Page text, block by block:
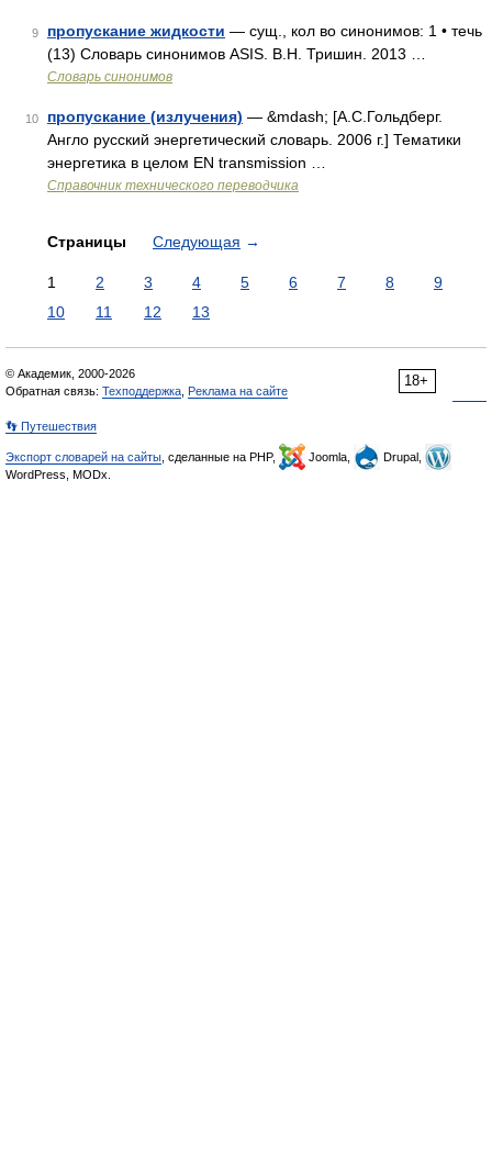
9 пропускание жидкости — сущ., кол во синонимов: 1 • течь
(13) Словарь синонимов ASIS. В.Н. Тришин. 2013 …
Словарь синонимов
10 пропускание (излучения) — &mdash; [А.С.Гольдберг.
Англо русский энергетический словарь. 2006 г.] Тематики
энергетика в целом EN transmission …
Справочник технического переводчика
Страницы Следующая →
1 2 3 4 5 6 7 8
9
10
11 12 13
18+
© Академик, 2000-2026
Обратная связь: Техподдержка Реклама на сайте
👣 Путешествия
Экспорт словарей на сайты , сделанные на PHP, Joomla,
Drupal,
WordPress, MODx.